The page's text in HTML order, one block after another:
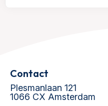
Contact
Plesmanlaan 121
1066 CX Amsterdam